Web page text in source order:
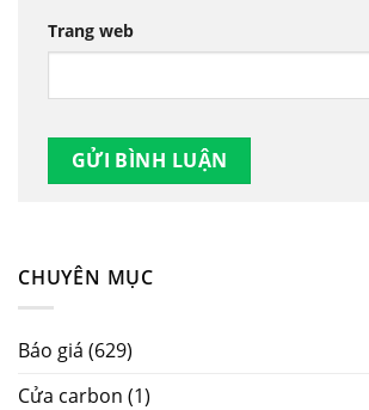
CHUYÊN MỤC
Báo giá (629)
Cửa carbon (1)
Trang web